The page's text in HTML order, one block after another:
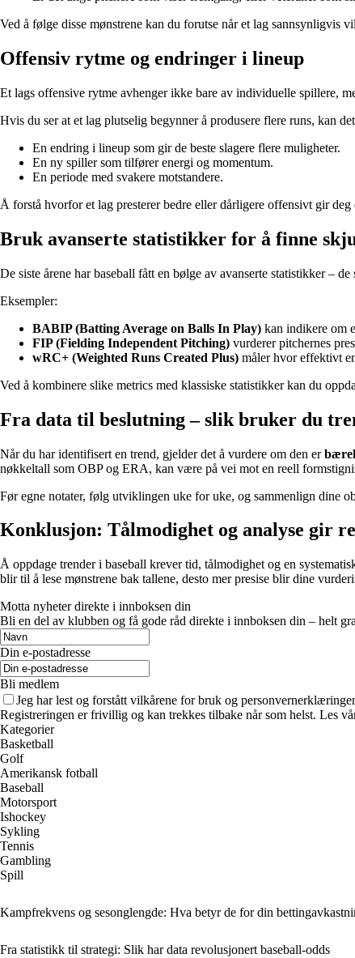
Ved å følge disse mønstrene kan du forutse når et lag sannsynligvis
Offensiv rytme og endringer i lineup
Et lags offensive rytme avhenger ikke bare av individuelle spillere,
Hvis du ser at et lag plutselig begynner å produsere flere runs, kan
En endring i lineup som gir de beste slagere flere muligheter.
En ny spiller som tilfører energi og momentum.
En periode med svakere motstandere.
Å forstå hvorfor et lag presterer bedre eller dårligere offensivt gir deg
Bruk avanserte statistikker for å finne
De siste årene har baseball fått en bølge av avanserte statistikker – de
Eksempler:
BABIP (Batting Average on Balls In Play) kan indikere om
FIP (Fielding Independent Pitching) vurderer pitchernes
wRC+ (Weighted Runs Created Plus) måler hvor effektivt
Ved å kombinere slike metrics med klassiske statistikker kan du
Fra data til beslutning – slik bruker du
Når du har identifisert en trend, gjelder det å vurdere om den er
nøkkeltall som OBP og ERA, kan være på vei mot en reell
Før egne notater, følg utviklingen uke for uke, og sammenlign dine
Konklusjon: Tålmodighet og analyse gir
Å oppdage trender i baseball krever tid, tålmodighet og en
blir til å lese mønstrene bak tallene, desto mer presise blir dine
Motta nyheter direkte i innboksen din
Bli en del av klubben og få gode råd direkte i innboksen din – helt
Din e-postadresse
Bli medlem
Jeg har lest og forstått vilkårene for bruk og
Registreringen er frivillig og kan trekkes tilbake når som helst. Les
Kategorier
Basketball
Golf
Amerikansk fotball
Baseball
Motorsport
Ishockey
Sykling
Tennis
Gambling
Spill
Kampfrekvens og sesonglengde: Hva betyr de for din
Fra statistikk til strategi: Slik har data revolusjonert baseball-odds